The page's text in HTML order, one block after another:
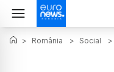
> România > Social >